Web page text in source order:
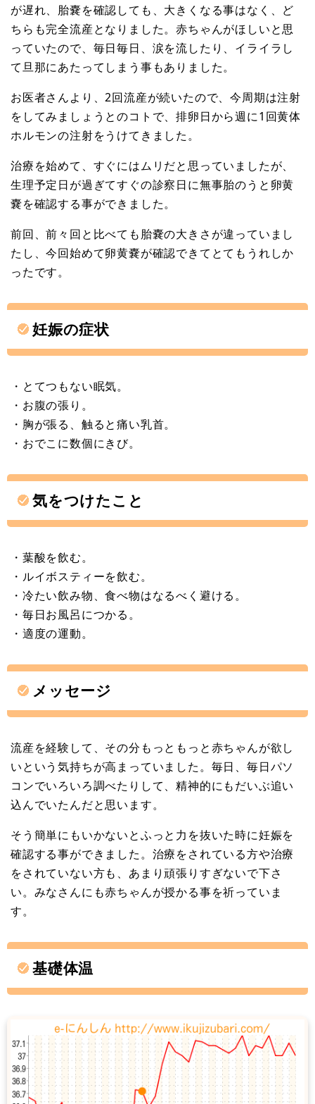
が遅れ、胎嚢を確認しても、大きくなる事はなく、ど
ちらも完全流産となりました。赤ちゃんがほしいと思
っていたので、毎日毎日、涙を流したり、イライラし
て旦那にあたってしまう事もありました。
お医者さんより、2回流産が続いたので、今周期は注射
をしてみましょうとのコトで、排卵日から週に1回黄体
ホルモンの注射をうけてきました。
治療を始めて、すぐにはムリだと思っていましたが、
生理予定日が過ぎてすぐの診察日に無事胎のうと卵黄
嚢を確認する事ができました。
前回、前々回と比べても胎嚢の大きさが違っていまし
たし、今回始めて卵黄嚢が確認できてとてもうれしか
ったです。
妊娠の症状
・とてつもない眠気。
・お腹の張り。
・胸が張る、触ると痛い乳首。
・おでこに数個にきび。
気をつけたこと
・葉酸を飲む。
・ルイボスティーを飲む。
・冷たい飲み物、食べ物はなるべく避ける。
・毎日お風呂につかる。
・適度の運動。
メッセージ
流産を経験して、その分もっともっと赤ちゃんが欲し
いという気持ちが高まっていました。毎日、毎日パソ
コンでいろいろ調べたりして、精神的にもだいぶ追い
込んでいたんだと思います。
そう簡単にもいかないとふっと力を抜いた時に妊娠を
確認する事ができました。治療をされている方や治療
をされていない方も、あまり頑張りすぎないで下さ
い。みなさんにも赤ちゃんが授かる事を祈っていま
す。
基礎体温